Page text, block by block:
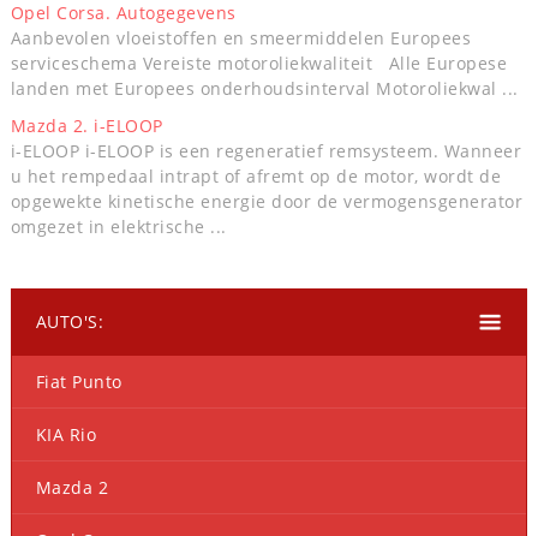
Opel Corsa. Autogegevens
Aanbevolen vloeistoffen en smeermiddelen Europees
serviceschema Vereiste motoroliekwaliteit Alle Europese
landen met Europees onderhoudsinterval Motoroliekwal ...
Mazda 2. i-ELOOP
i-ELOOP i-ELOOP is een regeneratief remsysteem. Wanneer
u het rempedaal intrapt of afremt op de motor, wordt de
opgewekte kinetische energie door de vermogensgenerator
omgezet in elektrische ...
AUTO'S:
Fiat Punto
KIA Rio
Mazda 2